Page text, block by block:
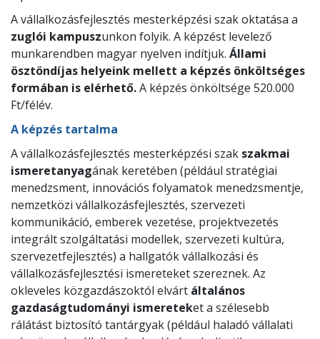
A vállalkozásfejlesztés mesterképzési szak oktatása a
zuglói kampuszunkon folyik. A képzést levelező
munkarendben magyar nyelven indítjuk. Állami
ösztöndíjas helyeink mellett a képzés önköltséges
formában is elérhető.A képzés önköltsége 520.000
Ft/félév.
A képzés tartalma
A vállalkozásfejlesztés mesterképzési szak szakmai
ismeretanyagának keretében (például stratégiai
menedzsment, innovációs folyamatok menedzsmentje,
nemzetközi vállalkozásfejlesztés, szervezeti
kommunikáció, emberek vezetése, projektvezetés
integrált szolgáltatási modellek, szervezeti kultúra,
szervezetfejlesztés) a hallgatók vállalkozási és
vállalkozásfejlesztési ismereteket szereznek. Az
okleveles közgazdászoktól elvárt általános
gazdaságtudományi ismereteket a szélesebb
rálátást biztosító tantárgyak (például haladó vállalati